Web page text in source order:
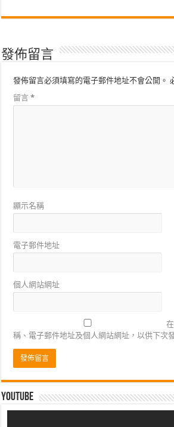
發佈留言
發佈留言必須填寫的電子郵件地址不會公開。
留言*
顯示名稱
電子郵件地址
個人網站網址
在
稱、電子郵件地址及個人網站網址，以供下次
Youtube